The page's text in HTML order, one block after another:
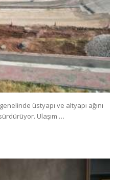
üstyapı ve altyapı ağını
Ulaşım …